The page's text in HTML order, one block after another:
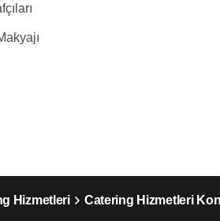
Hizmetleri Catering Hizmetleri